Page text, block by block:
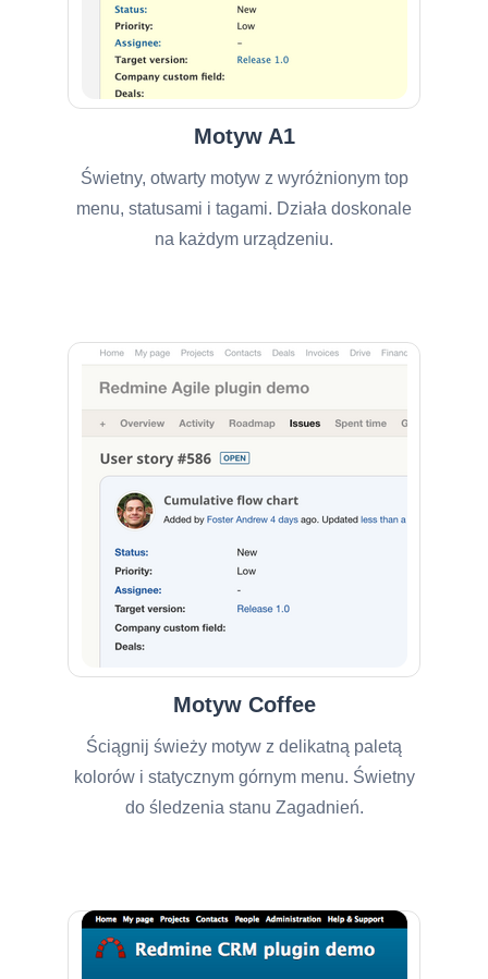
Motyw A1
Świetny, otwarty motyw z wyróżnionym top
menu, statusami i tagami. Działa doskonale
na każdym urządzeniu.
Motyw Coffee
Ściągnij świeży motyw z delikatną paletą
kolorów i statycznym górnym menu. Świetny
do śledzenia stanu Zagadnień.